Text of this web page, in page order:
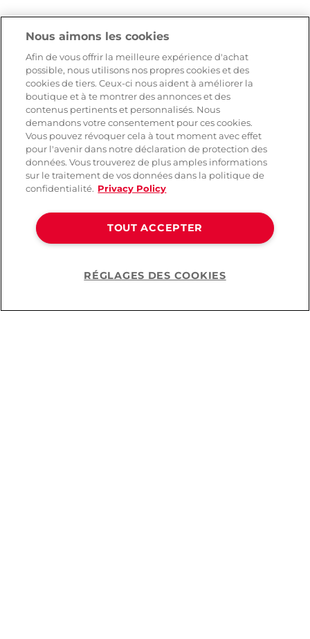
Nous aimons les cookies
Afin de vous offrir la meilleure expérience d'achat
possible, nous utilisons nos propres cookies et des
cookies de tiers. Ceux-ci nous aident à améliorer la
boutique et à te montrer des annonces et des
contenus pertinents et personnalisés. Nous
demandons votre consentement pour ces cookies.
Vous pouvez révoquer cela à tout moment avec effet
pour l'avenir dans notre déclaration de protection des
données. Vous trouverez de plus amples informations
sur le traitement de vos données dans la politique de
confidentialité. Privacy Policy
TOUT ACCEPTER
RÉGLAGES DES COOKIES